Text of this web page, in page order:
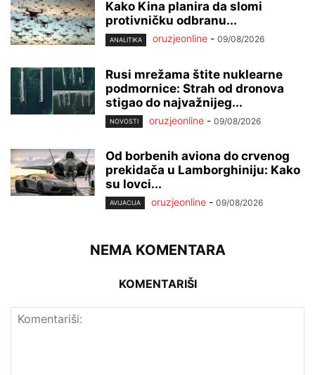
Kako Kina planira da slomi
protivničku odbranu...
ANALITIKA oruzjeonline - 09/08/2026
Rusi mrežama štite nuklearne
podmornice: Strah od dronova
stigao do najvažnijeg...
NOVOSTI oruzjeonline - 09/08/2026
Od borbenih aviona do crvenog
prekidača u Lamborghiniju: Kako
su lovci...
AVIJACIJA oruzjeonline - 09/08/2026
NEMA KOMENTARA
KOMENTARIŠI